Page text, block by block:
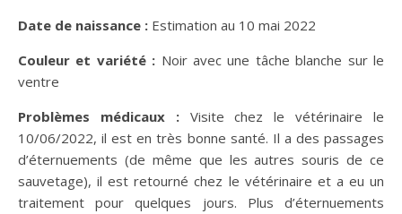
Date de naissance : Estimation au 10 mai 2022
Couleur et variété : Noir avec une tâche blanche sur le
ventre
Problèmes médicaux :Visite chez le vétérinaire le
10/06/2022, il est en très bonne santé. Il a des passages
d’éternuements (de même que les autres souris de ce
sauvetage), il est retourné chez le vétérinaire et a eu un
traitement pour quelques jours. Plus d’éternuements